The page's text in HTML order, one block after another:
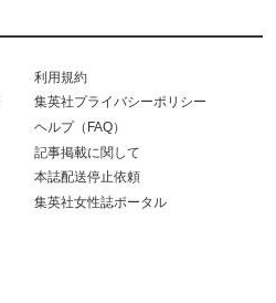
利用規約
集英社プライバシーポリシー
ヘルプ（FAQ）
記事掲載に関して
本誌配送停止依頼
集英社女性誌ポータル